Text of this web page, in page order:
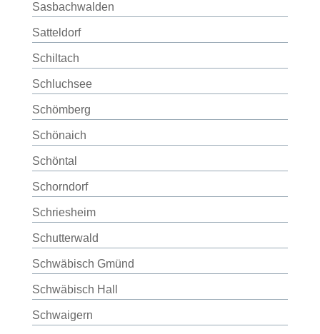
Sasbachwalden
Satteldorf
Schiltach
Schluchsee
Schömberg
Schönaich
Schöntal
Schorndorf
Schriesheim
Schutterwald
Schwäbisch Gmünd
Schwäbisch Hall
Schwaigern